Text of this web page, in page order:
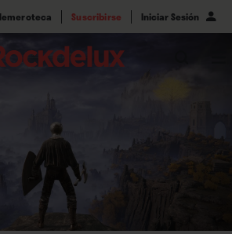
Suscribirse Iniciar Sesión